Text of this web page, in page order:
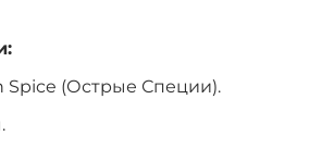
Spice (Острые Специи).